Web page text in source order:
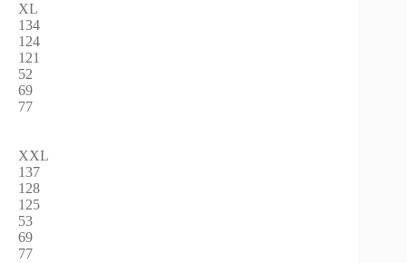
XL
134
124
121
52
69
77
XXL
137
128
125
53
69
77